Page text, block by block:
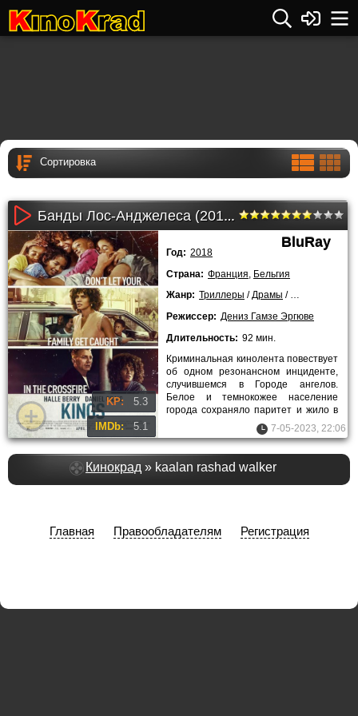
Банды Лос-Анджелеса (2018)
KP: 5.3
IMDb: 5.1
BluRay
Год: 2018
Страна: Франция Бельгия
Жанр: Триллеры /Драмы / Мелодрамы
Режиссер: Дениз Гамзе Эргюве
Длительность: 92 мин.
Криминальная кинолента повествует
об одном резонансном инциденте,
случившемся в Городе ангелов.
Белое и темнокожее население
города сохраняло паритет и жило в
мире. В 1991 году расизм не7-05-2023, 22:06
Кинокрад » kaalan rashad walker
Главная Правообладателям Регистрация